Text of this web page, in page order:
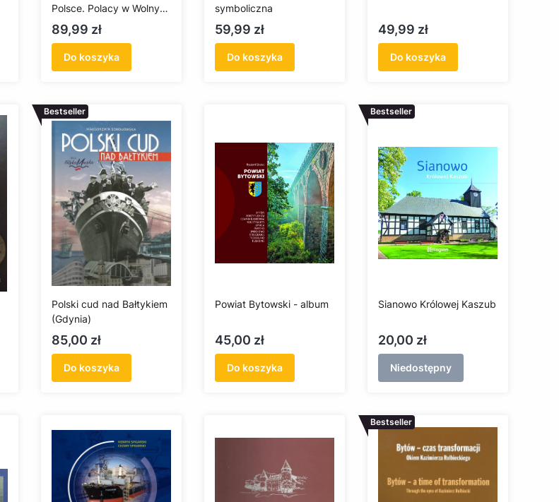
Polsce. Polacy w Wolnym
Mieście Gdańsku
Cena
89,99 zł
Do koszyka
symboliczna
Cena
59,99 zł
Do koszyka
Cena
49,99 zł
Do koszyka
Bestseller
Polski cud nad Bałtykiem
(Gdynia)
Cena
85,00 zł
Do koszyka
Powiat Bytowski - album
Cena
45,00 zł
Do koszyka
Bestseller
Sianowo Królowej Kaszub
Cena
20,00 zł
Niedostępny
Bestseller